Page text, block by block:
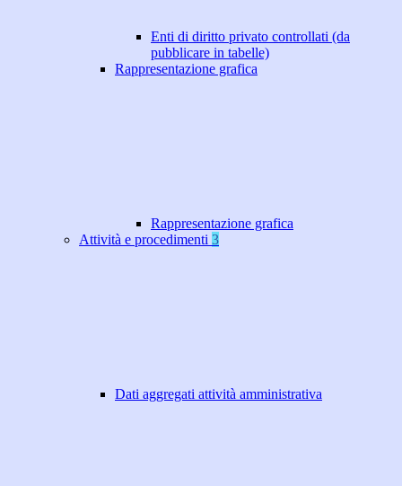
Enti di diritto privato controllati (da
pubblicare in tabelle)
Rappresentazione grafica
Rappresentazione grafica
Attività e procedimenti 3
Dati aggregati attività amministrativa